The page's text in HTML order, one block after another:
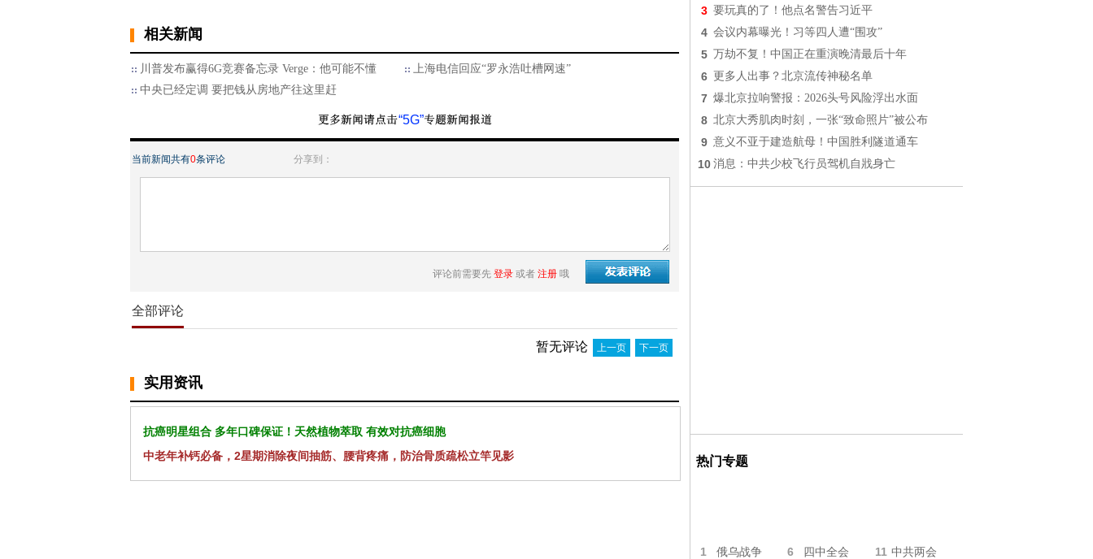
相关新闻
川普发布赢得6G竞赛备忘录 Verge：他可能不懂
上海电信回应“罗永浩吐槽网速”
中央已经定调 要把钱从房地产往这里赶
“5G”
当前新闻共有0条评论 分享到：
评论前需要先 登录 或者 注册 哦
全部评论
暂无评论 上一页 下一页
实用资讯
抗癌明星组合 多年口碑保证！天然植物萃取 有效对抗癌细胞
中老年补钙必备，2星期消除夜间抽筋、腰背疼痛，防治骨质疏松立竿见影
3 要玩真的了！他点名警告习近平
4 会议内幕曝光！习等四人遭“围攻”
5 万劫不复！中国正在重演晚清最后十年
6 更多人出事？北京流传神秘名单
7 爆北京拉响警报：2026头号风险浮出水面
8 北京大秀肌肉时刻，一张“致命照片”被公布
9 意义不亚于建造航母！中国胜利隧道通车
10 消息：中共少校飞行员驾机自戕身亡
热门专题
1 俄乌战争 6 四中全会 11 中共两会